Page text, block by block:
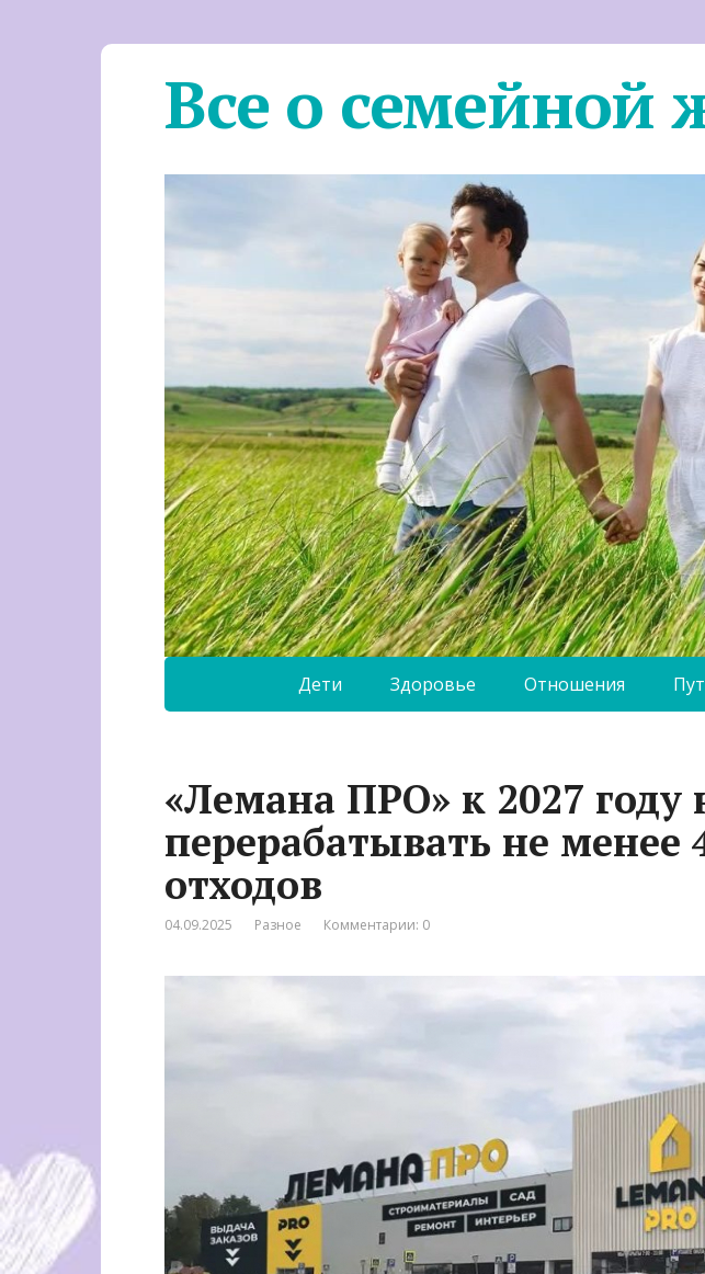
Все о семейной
Дети Здоровье Отношения
«Лемана ПРО» к 2027 году
перерабатывать не менее
отходов
04.09.2025 Разное Комментарии: 0